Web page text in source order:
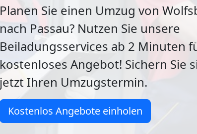
Planen Sie einen Umzug von
nach Passau? Nutzen Sie unsere
Beiladungsservices ab 2 Minuten
kostenloses Angebot! Sichern Sie
jetzt Ihren Umzugstermin.
Kostenlos Angebote einholen